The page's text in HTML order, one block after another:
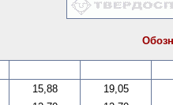
15,88
19,05